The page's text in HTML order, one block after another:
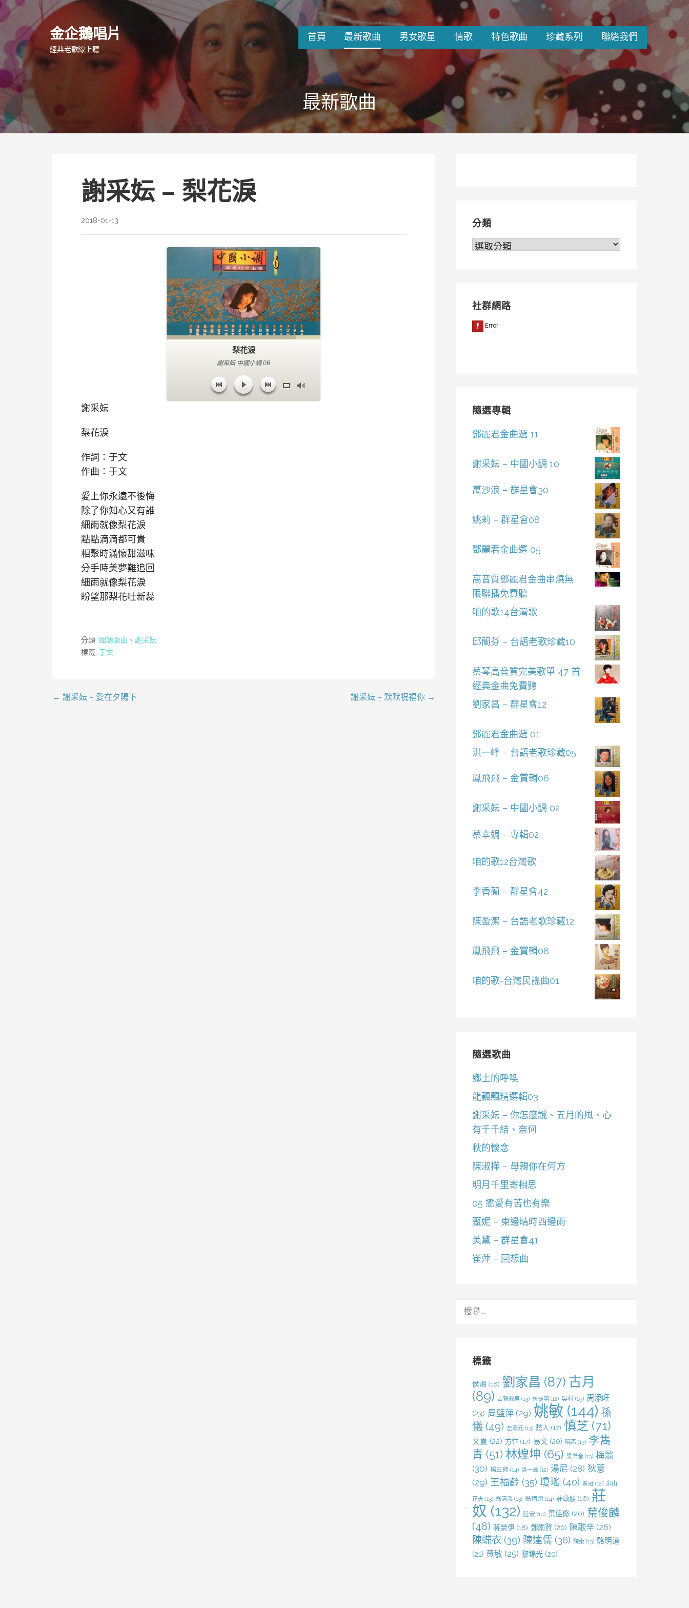
跳
至
要
內
容
金企鵝唱片
經典老歌線上聽
首頁 最新歌曲 男女歌星 情歌 特色歌曲 珍藏系列 聯絡我們
最新歌曲
謝采妘 – 梨花淚
2018-01-13
梨花淚
謝采妘 中國小調 06
謝采妘
梨花淚
作詞：于文
作曲：于文
愛上你永遠不後悔
除了你知心又有誰
細雨就像梨花淚
點點滴滴都可貴
相聚時滿懷甜滋味
分手時美夢難追回
細雨就像梨花淚
盼望那梨花吐新蕊
分類: 國語歌曲 、 謝采妘
標籤: 于文
文
← 謝采妘 – 愛在夕陽下 謝采妘 – 默默祝福你 →
分類
分
社群網路
隨選專輯
鄧麗君金曲選 11
謝采妘 – 中國小調 10
萬沙浪 – 群星會30
姚莉 – 群星會08
鄧麗君金曲選 05
高音質鄧麗君金曲串燒無
限聯播免費聽
咱的歌14台灣歌
邱蘭芬 – 台語老歌珍藏10
蔡琴高音質完美歌單 47 首
經典金曲免費聽
劉家昌 – 群星會12
鄧麗君金曲選 01
洪一峰 – 台語老歌珍藏05
鳳飛飛 – 金賞輯06
謝采妘 – 中國小調 02
蔡幸娟 – 專輯02
咱的歌12台灣歌
李香蘭 – 群星會42
陳盈潔 – 台語老歌珍藏12
鳳飛飛 – 金賞輯08
咱的歌-台灣民謠曲01
隨選歌曲
鄉土的呼喚
龍飄飄精選輯03
謝采妘 – 你怎麼說、五月的風、心
有千千結、奈何
秋的懷念
陳淑樺 – 母親你在何方
明月千里寄相思
05 戀愛有苦也有樂
甄妮 – 東邊晴時西邊雨
美黛 – 群星會41
崔萍 – 回想曲
標籤
侯湘 (18) 劉家昌 (87) 古月
(89) 古賀政男 (13) 司徒明 (12) 吳村(15) 周添旺
(23) 周藍萍(29) 姚敏 (144) 孫
儀(49) 左宏元(13) 愁人 (17) 慎芝 (71)
文夏 (22) 方忭(17) 易文(20) 曉燕(13) 李雋
青 (51) 林煌坤 (65) 梁樂音(13) 梅翁
(30) 楊三郎 (14) 洪一峰 (12) 湯尼 (28) 狄薏
(29) 王福齡 (35) 瓊瑤 (40) 秦冠 (12) 米山
正夫(13) 翁清溪(13) 翁炳榮 (14) 莊啟勝(16) 莊
奴 (132) 莊宏(14) 葉佳修(20) 葉俊麟
(48) 蔣榮伊 (18) 鄧雨賢(20) 陳歌辛(26)
陳蝶衣(39) 陳達儒 (36) 陶秦(13) 駱明道
(21) 黃敏(25) 黎錦光(20)